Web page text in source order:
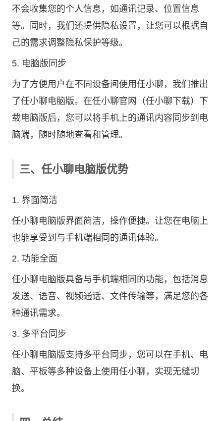
不会收集您的个人信息，如通讯记录、位置信息
等。同时，我们还提供隐私设置，让您可以根据自
己的需求调整隐私保护等级。
5. 电脑版同步
为了方便用户在不同设备间使用任小聊，我们推出
了任小聊电脑版。在任小聊官网（任小聊下载）下
载电脑版后，您可以将手机上的通讯内容同步到电
脑端，随时随地查看和管理。
三、任小聊电脑版优势
1. 界面简洁
任小聊电脑版界面简洁，操作便捷。让您在电脑上
也能享受到与手机端相同的通讯体验。
2. 功能全面
任小聊电脑版具备与手机端相同的功能，包括消息
发送、语音、视频通话、文件传输等，满足您的各
种通讯需求。
3. 多平台同步
任小聊电脑版支持多平台同步，您可以在手机、电
脑、平板等多种设备上使用任小聊，实现无缝切
换。